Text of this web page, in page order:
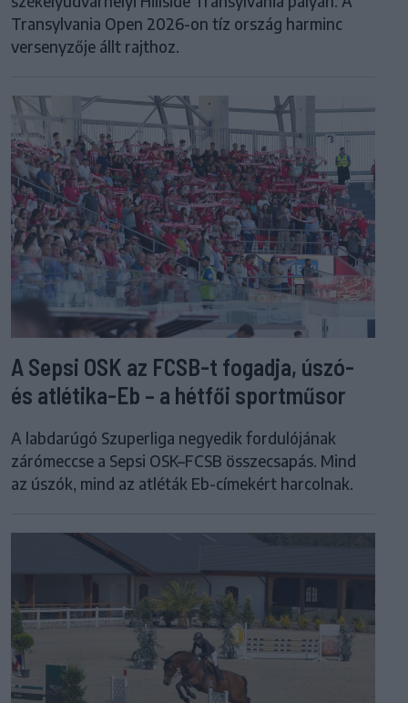
Transylvania Open 2026-on tíz ország harminc
versenyzője állt rajthoz.
A Sepsi OSK az FCSB-t fogadja, úszó-
és atlétika-Eb – a hétfői sportműsor
A labdarúgó Szuperliga negyedik fordulójának
zárómeccse a Sepsi OSK–FCSB összecsapás. Mind
az úszók, mind az atléták Eb-címekért harcolnak.